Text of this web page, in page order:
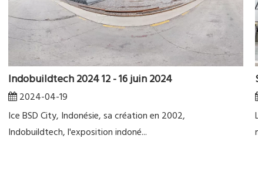
Indobuildtech 2024 12 - 16 juin 2024
2024-04-19
Ice BSD City, Indonésie, sa création en 2002,
Indobuildtech, l'exposition indoné...